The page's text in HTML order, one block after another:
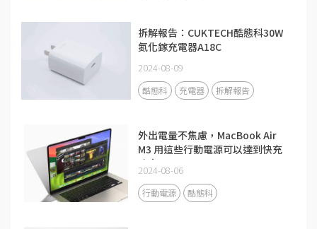
拆解報告：CUKTECH酷態科30W
氮化鎵充電器A18C
2024-08-09
酷態科 充電器 拆解報告
外出電量不焦慮，MacBook Air
M3 用這些行動電源可以達到快充
功率
2024-08-06
行動電源 酷態科